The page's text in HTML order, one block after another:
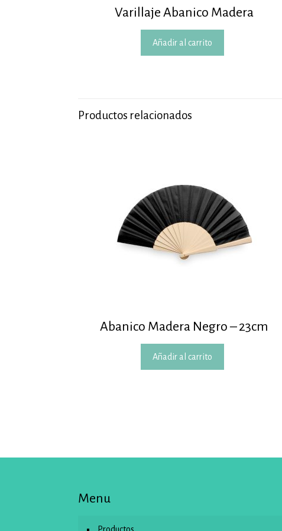
Varillaje Abanico Madera
Añadir al carrito
Productos relacionados
Abanico Madera Negro – 23cm
Añadir al carrito
Menu